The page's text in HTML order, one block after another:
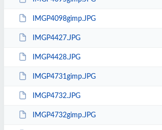
IMGP4098gimp.JPG
IMGP4427.JPG
IMGP4428.JPG
IMGP4731gimp.JPG
IMGP4732.JPG
IMGP4732gimp.JPG